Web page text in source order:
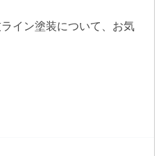
イン塗装について、お気